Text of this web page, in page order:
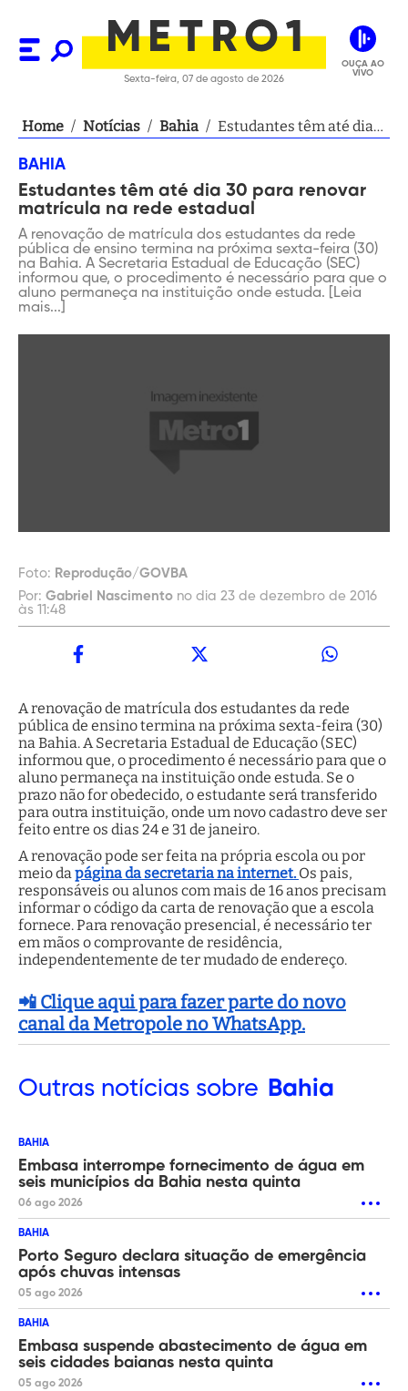
Sexta-feira, 07 de agosto de 2026
OUÇA AO
VIVO
Home / Notícias / Bahia / Estudantes têm até dia
estadual
BAHIA
Estudantes têm até dia 30 para renovar
matrícula na rede estadual
A renovação de matrícula dos estudantes da rede
pública de ensino termina na próxima sexta-feira (30)
na Bahia. A Secretaria Estadual de Educação (SEC)
informou que, o procedimento é necessário para que o
aluno permaneça na instituição onde estuda. [Leia
mais...]
Foto: Reprodução/GOVBA
Por: Gabriel Nascimento no dia 23 de dezembro de 2016
às 11:48
A renovação de matrícula dos estudantes da rede
pública de ensino termina na próxima sexta-feira (30)
na Bahia. A Secretaria Estadual de Educação (SEC)
informou que, o procedimento é necessário para que o
aluno permaneça na instituição onde estuda. Se o
prazo não for obedecido, o estudante será transferido
para outra instituição, onde um novo cadastro deve ser
feito entre os dias 24 e 31 de janeiro.
A renovação pode ser feita na própria escola ou por
meio dapágina da secretaria na internet. Os pais,
responsáveis ou alunos com mais de 16 anos precisam
informar o código da carta de renovação que a escola
fornece. Para renovação presencial, é necessário ter
em mãos o comprovante de residência,
independentemente de ter mudado de endereço.
📲 Clique aqui para fazer parte do novo
canal da Metropole no WhatsApp.
Outras notícias sobre Bahia
BAHIA
Embasa interrompe fornecimento de água em
seis municípios da Bahia nesta quinta
06 ago 2026
BAHIA
Porto Seguro declara situação de emergência
após chuvas intensas
05 ago 2026
BAHIA
Embasa suspende abastecimento de água em
seis cidades baianas nesta quinta
05 ago 2026